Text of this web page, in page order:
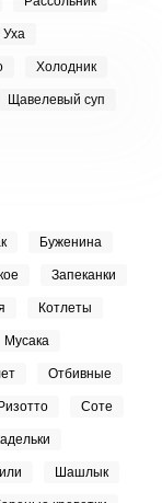
Уха
Холодник
Щавелевый суп
Буженина
Запеканки
Котлеты
Мусака
Отбивные
Ризотто Соте
Шашлык